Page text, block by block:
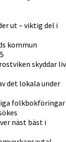
ut – viktig del i
kommun
skyddar liv
det lokala under
folkbokföringar
näst bäst i